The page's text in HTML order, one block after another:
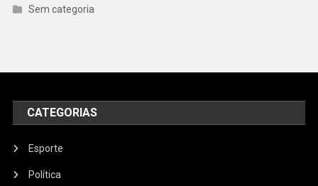
Sem categoria
CATEGORIAS
Esporte
Política